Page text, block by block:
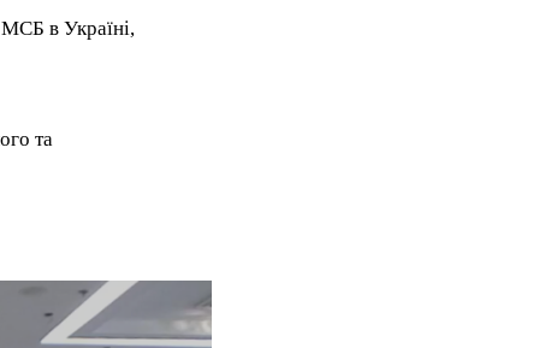
МСБ в Україні,
та